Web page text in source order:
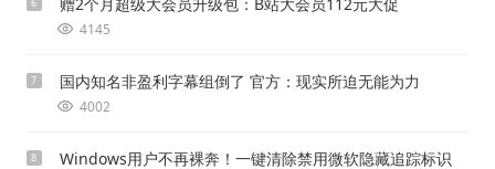
6 赠2个月超级大会员升级包：B站大会员112元大促
4145
7 国内知名非盈利字幕组倒了 官方：现实所迫无能为力
4002
8 Windows用户不再裸奔！一键清除禁用微软隐藏追踪标识